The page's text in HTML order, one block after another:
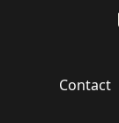
Contact